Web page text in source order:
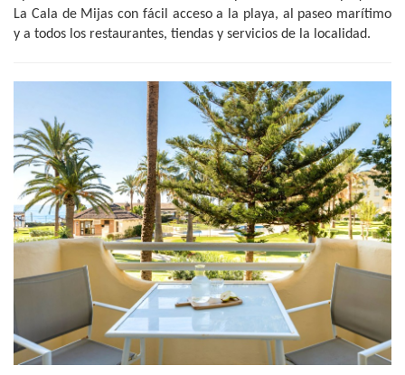
La Cala de Mijas con fácil acceso a la playa, al paseo marítimo
y a todos los restaurantes, tiendas y servicios de la localidad.